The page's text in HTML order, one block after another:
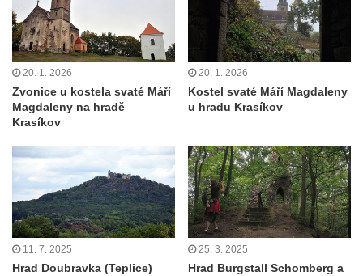
20. 1. 2026
Zvonice u kostela svaté Máří
Magdaleny na hradě
Krasíkov
20. 1. 2026
Kostel svaté Máří Magdaleny
u hradu Krasíkov
11. 7. 2025
Hrad Doubravka (Teplice)
25. 3. 2025
Hrad Burgstall Schomberg a